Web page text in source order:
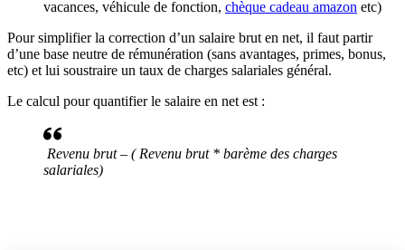
vacances, véhicule de fonction, chèque cadeau amazon etc)
Pour simplifier la correction d’un salaire brut en net, il faut partir
d’une base neutre de rémunération (sans avantages, primes, bonus,
etc) et lui soustraire un taux de charges salariales général.
Le calcul pour quantifier le salaire en net est :
Revenu brut – ( Revenu brut * barème des charges
salariales)